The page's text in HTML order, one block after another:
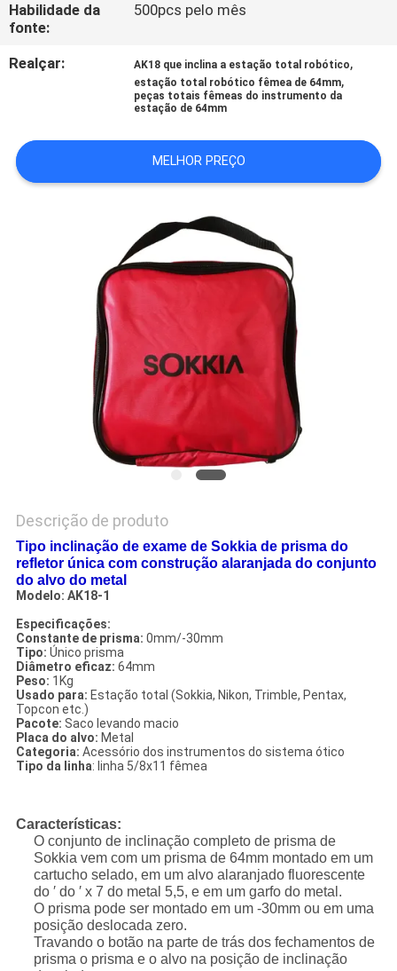
UMAS
CITAÇÕES
DO
SITE
Habilidade da
fonte:
500pcs pelo mês
Realçar: AK18 que inclina a estação total robótico,
estação total robótico fêmea de 64mm,
peças totais fêmeas do instrumento da
estação de 64mm
MELHOR PREÇO
Descrição de produto
Tipo inclinação de exame de Sokkia de prisma do
refletor única com construção alaranjada do conjunto
do alvo do metal
Modelo: AK18-1
Especificações:
Constante de prisma: 0mm/-30mm
Tipo: Único prisma
Diâmetro eficaz: 64mm
Peso: 1Kg
Usado para: Estação total (Sokkia, Nikon, Trimble, Pentax,
Topcon etc.)
Pacote: Saco levando macio
Placa do alvo: Metal
Categoria: Acessório dos instrumentos do sistema ótico
Tipo da linha: linha 5/8x11 fêmea
Características:
O conjunto de inclinação completo de prisma de
Sokkia vem com um prisma de 64mm montado em um
cartucho selado, em um alvo alaranjado fluorescente
do ′ do ′ x 7 do metal 5,5, e em um garfo do metal.
O prisma pode ser montado em um -30mm ou em uma
posição deslocada zero.
Travando o botão na parte de trás dos fechamentos de
prisma o prisma e o alvo na posição de inclinação